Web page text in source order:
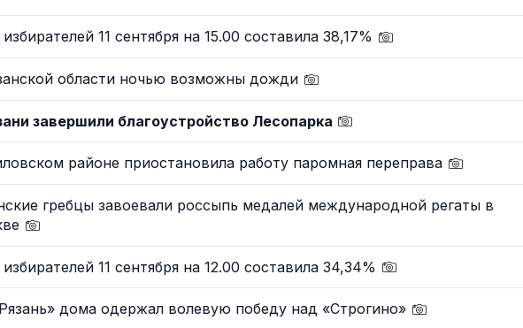
11 сентября на 15.00 составила 38,17%
области ночью возможны дожди
завершили благоустройство Лесопарка
районе приостановила работу паромная переправа
гребцы завоевали россыпь медалей международной регаты в
11 сентября на 12.00 составила 34,34%
дома одержал волевую победу над «Строгино»